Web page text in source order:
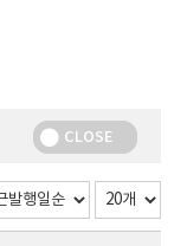
CLOSE